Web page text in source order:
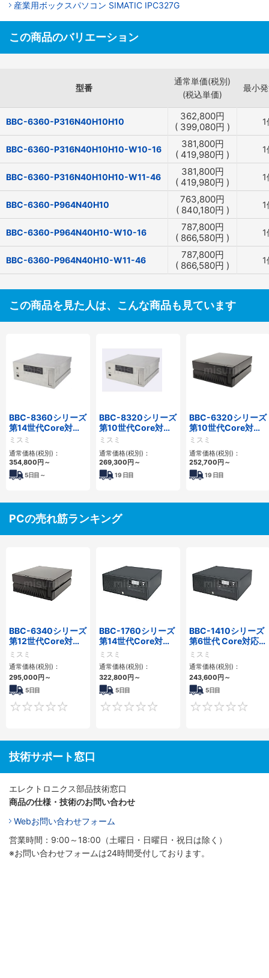
産業用ボックスパソコン SIMATIC IPC327G
この商品のバリエーション
型番
通常単価(税別)
(税込単価)
最小
BBC-6360-P316N40H10H10 362,800円
( 399,080円 ) 1
BBC-6360-P316N40H10H10-W10-16 381,800円
( 419,980円 ) 1
BBC-6360-P316N40H10H10-W11-46 381,800円
( 419,980円 ) 1
BBC-6360-P964N40H10 763,800円
( 840,180円 ) 1
BBC-6360-P964N40H10-W10-16 787,800円
( 866,580円 ) 1
BBC-6360-P964N40H10-W11-46 787,800円
( 866,580円 ) 1
この商品を見た人は、こんな商品も見ています
BBC-8360シリーズ
第14世代Core対応
フロアマウント
2PCIe
ミスミ
通常価格(税別)：
354,800円～
5日目～
BBC-8320シリーズ
第10世代Core対応
小型フロアマウント
FAPC 2PCI・2PCIe
ミスミ
通常価格(税別)：
269,300円～
19 日目
BBC-6320シリーズ
第10世代Core対応
小型フロアマウント
FAPC 2PCI・2PCIe
ミスミ
通常価格(税別)：
252,700円～
19 日目
PCの売れ筋ランキング
BBC-6340シリーズ
第12世代Core対応
小型フロアマウント
PC2PCI/2PCIe
ミスミ
通常価格(税別)：
295,000円～
5日目
0
BBC-1760シリーズ
第14世代Core対応
小型フロアマウント
3PCIe
ミスミ
通常価格(税別)：
322,800円～
5日目
0
BBC-1410シリーズ
第6世代 Core対応フ
ロアマウントFAPC
3PCI・3PCIe
ミスミ
通常価格(税別)：
243,600円～
5日目
技術サポート窓口
エレクトロニクス部品技術窓口
商品の仕様・技術のお問い合わせ
Webお問い合わせフォーム
営業時間：9:00～18:00（土曜日・日曜日・祝日は除く）
※お問い合わせフォームは24時間受付しております。